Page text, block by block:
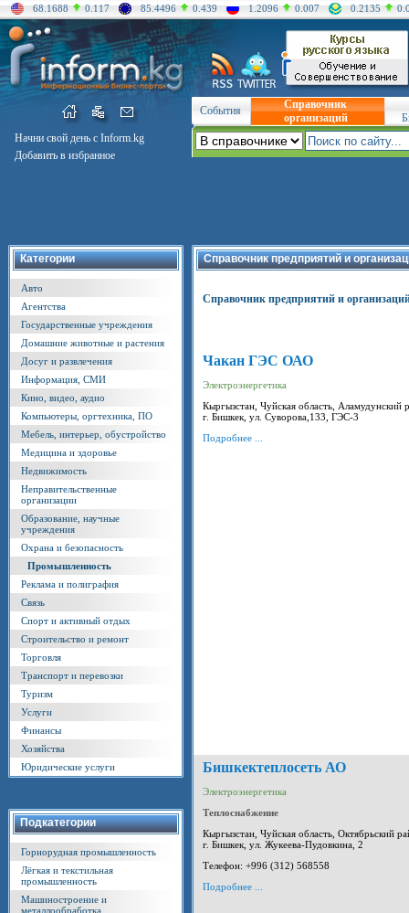
68.1688 0.117 85.4496 0.439 1.2096 0.007 0.2135
Начни свой день с Inform.kg
Добавить в избранное
События
Справочник
организаций
Категории
Авто
Агентства
Государственные учреждения
Домашние животные и растения
Досуг и развлечения
Информация, СМИ
Кино, видео, аудио
Компьютеры, оргтехника, ПО
Мебель, интерьер, обустройство
Медицина и здоровье
Недвижимость
Неправительственные
организации
Образование, научные
учреждения
Охрана и безопасность
Промышленность
Реклама и полиграфия
Связь
Спорт и активный отдых
Строительство и ремонт
Торговля
Транспорт и перевозки
Туризм
Услуги
Финансы
Хозяйства
Юридические услуги
Подкатегории
Горнорудная промышленность
Лёгкая и текстильная
промышленность
Машиностроение и
металлообработка
Справочник предприятий и
Справочник предприятий и
Чакан ГЭС ОАО
Электроэнергетика
Кыргызстан, Чуйская область, Аламудунский
г. Бишкек, ул. Суворова,133, ГЭС-3
Подробнее ...
Бишкектеплосеть АО
Электроэнергетика
Теплоснабжение
Кыргызстан, Чуйская область, Октябрьский
г. Бишкек, ул. Жукеева-Пудовкина, 2
Телефон: +996 (312) 568558
Подробнее ...